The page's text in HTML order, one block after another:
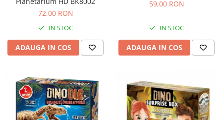
72,00 RON
IN STOC
ADAUGA IN COS
59,00 RON
IN STOC
ADAUGA IN COS